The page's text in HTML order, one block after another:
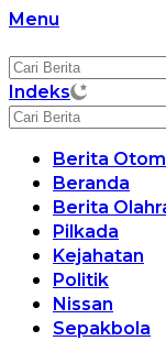
Langsung
konten
Menu
Indeks
Berita
Beranda
Berita
Pilkada
Kejahatan
Politik
Nissan
Sepakbola